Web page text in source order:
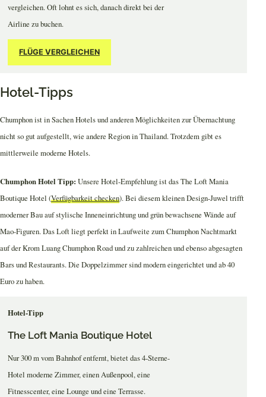
vergleichen. Oft lohnt es sich, danach direkt bei der
Airline zu buchen.
FLÜGE VERGLEICHEN
Hotel-Tipps
Chumphon ist in Sachen Hotels und anderen Möglichkeiten zur Übernachtung
nicht so gut aufgestellt, wie andere Region in Thailand. Trotzdem gibt es
mittlerweile moderne Hotels.
Chumphon Hotel Tipp: Unsere Hotel-Empfehlung ist das The Loft Mania
Boutique Hotel (Verfügbarkeit checken). Bei diesem kleinen Design-Juwel trifft
moderner Bau auf stylische Inneneinrichtung und grün bewachsene Wände auf
Mao-Figuren. Das Loft liegt perfekt in Laufweite zum Chumphon Nachtmarkt
auf der Krom Luang Chumphon Road und zu zahlreichen und ebenso abgesagten
Bars und Restaurants. Die Doppelzimmer sind modern eingerichtet und ab 40
Euro zu haben.
Hotel-Tipp
The Loft Mania Boutique Hotel
Nur 300 m vom Bahnhof entfernt, bietet das 4-Sterne-
Hotel moderne Zimmer, einen Außenpool, eine
Fitnesscenter, eine Lounge und eine Terrasse.